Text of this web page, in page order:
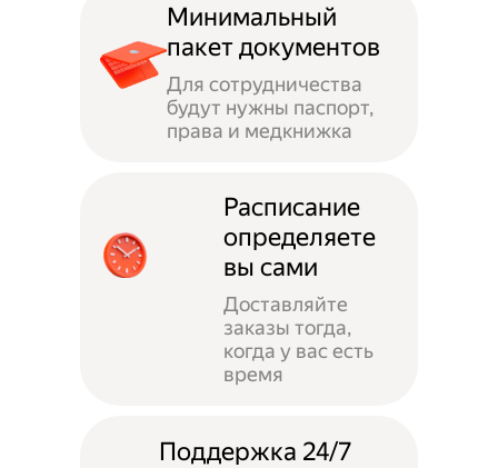
Минимальный
пакет документов
Для сотрудничества
будут нужны паспорт,
права и медкнижка
Расписание
определяете
вы сами
Доставляйте
заказы тогда,
когда у вас есть
время
Поддержка 24/7